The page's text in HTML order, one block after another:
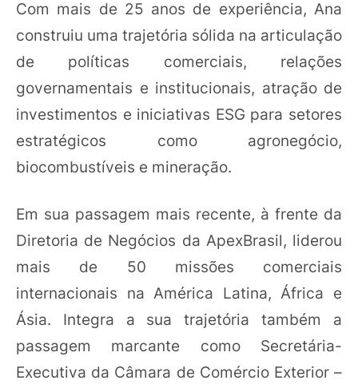
Com mais de 25 anos de experiência, Ana
construiu uma trajetória sólida na articulação
de políticas comerciais, relações
governamentais e institucionais, atração de
investimentos e iniciativas ESG para setores
estratégicos como agronegócio,
biocombustíveis e mineração.
Em sua passagem mais recente, à frente da
Diretoria de Negócios da ApexBrasil, liderou
mais de 50 missões comerciais
internacionais na América Latina, África e
Ásia. Integra a sua trajetória também a
passagem marcante como Secretária-
Executiva da Câmara de Comércio Exterior –